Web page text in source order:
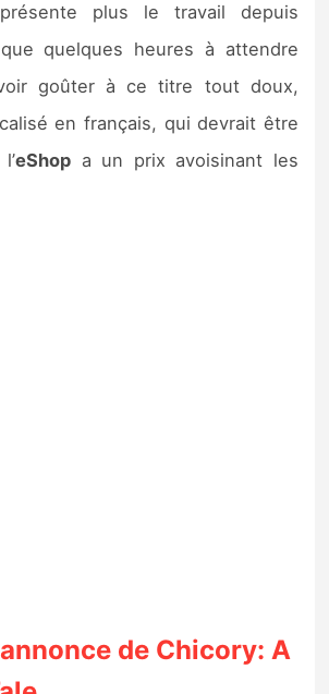
plus le travail depuis
quelques heures à attendre
goûter à ce titre tout doux,
en français, qui devrait être
eShop a un prix avoisinant les
de Chicory: A